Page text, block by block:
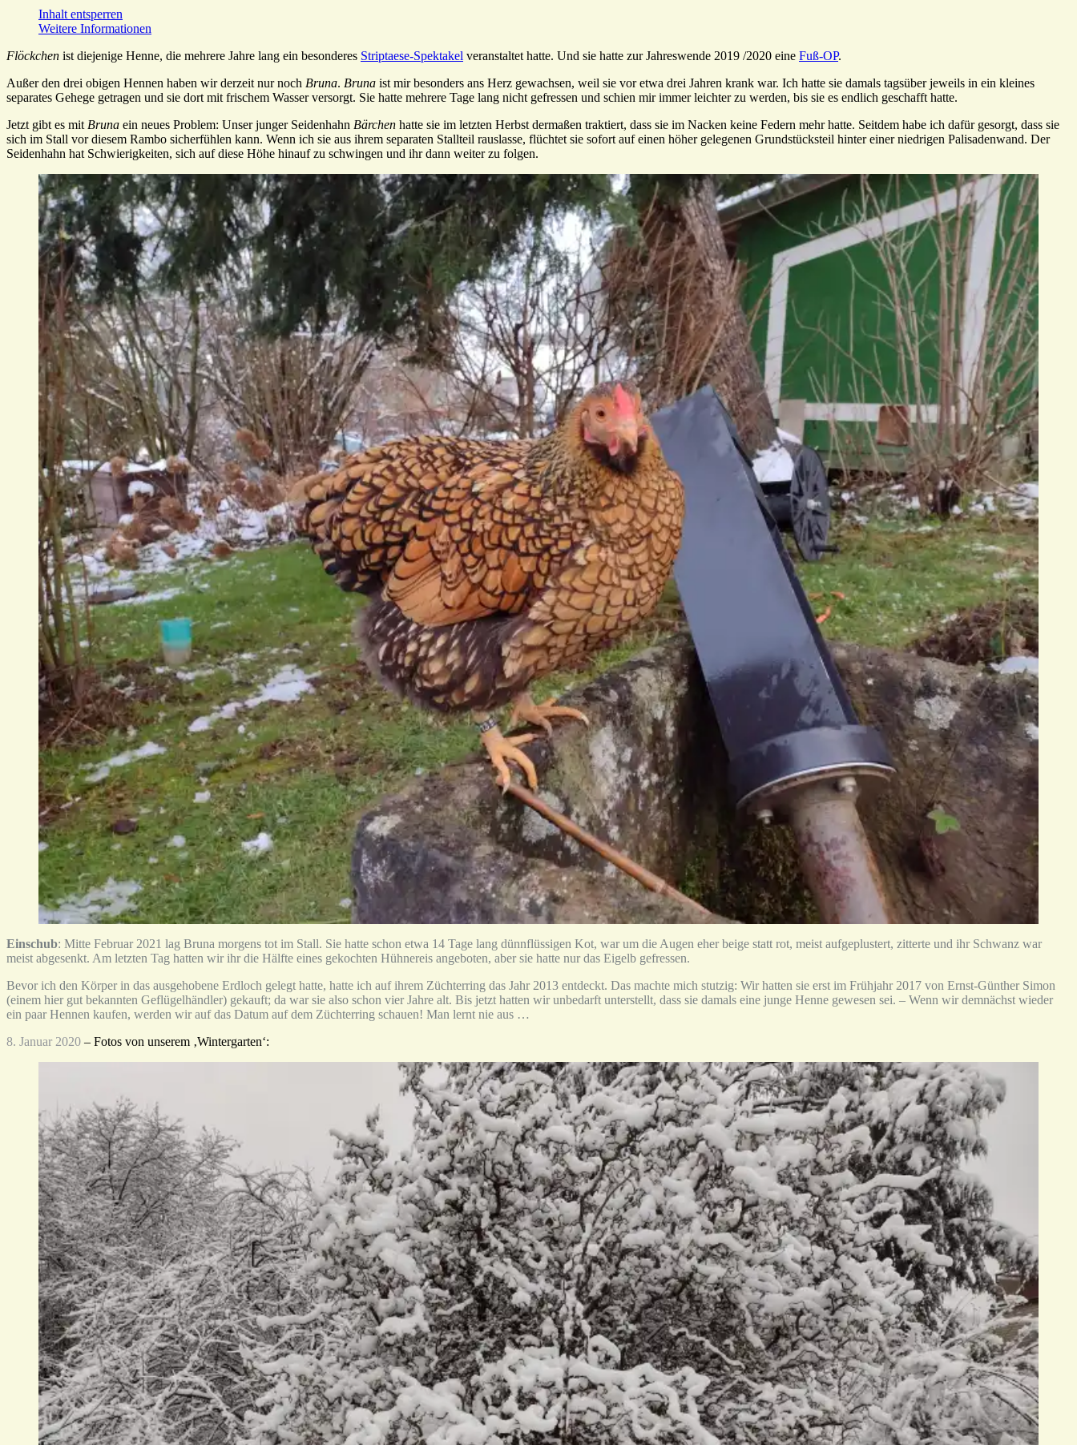
Inhalt entsperren
Weitere Informationen
Flöckchen ist diejenige Henne, die mehrere Jahre lang ein besonderes Striptaese-Spektakel veranstaltet hatte. Und sie hatte zur Jahreswende 2019 /2020 eine Fuß-OP.
Außer den drei obigen Hennen haben wir derzeit nur noch Bruna. Bruna ist mir besonders ans Herz gewachsen, weil sie vor etwa drei Jahren krank war. Ich hatte sie damals tagsüber jeweils in ein kleines
separates Gehege getragen und sie dort mit frischem Wasser versorgt. Sie hatte mehrere Tage lang nicht gefressen und schien mir immer leichter zu werden, bis sie es endlich geschafft hatte.
Jetzt gibt es mit Bruna ein neues Problem: Unser junger Seidenhahn Bärchen hatte sie im letzten Herbst dermaßen traktiert, dass sie im Nacken keine Federn mehr hatte. Seitdem habe ich dafür gesorgt, dass sie
sich im Stall vor diesem Rambo sicherfühlen kann. Wenn ich sie aus ihrem separaten Stallteil rauslasse, flüchtet sie sofort auf einen höher gelegenen Grundstücksteil hinter einer niedrigen Palisadenwand. Der
Seidenhahn hat Schwierigkeiten, sich auf diese Höhe hinauf zu schwingen und ihr dann weiter zu folgen.
Einschub: Mitte Februar 2021 lag Bruna morgens tot im Stall. Sie hatte schon etwa 14 Tage lang dünnflüssigen Kot, war um die Augen eher beige statt rot, meist aufgeplustert, zitterte und ihr Schwanz war
meist abgesenkt. Am letzten Tag hatten wir ihr die Hälfte eines gekochten Hühnereis angeboten, aber sie hatte nur das Eigelb gefressen.
Bevor ich den Körper in das ausgehobene Erdloch gelegt hatte, hatte ich auf ihrem Züchterring das Jahr 2013 entdeckt. Das machte mich stutzig: Wir hatten sie erst im Frühjahr 2017 von Ernst-Günther Simon
(einem hier gut bekannten Geflügelhändler) gekauft; da war sie also schon vier Jahre alt. Bis jetzt hatten wir unbedarft unterstellt, dass sie damals eine junge Henne gewesen sei. – Wenn wir demnächst wieder
ein paar Hennen kaufen, werden wir auf das Datum auf dem Züchterring schauen! Man lernt nie aus …
8. Januar 2020 – Fotos von unserem ‚Wintergarten‘: